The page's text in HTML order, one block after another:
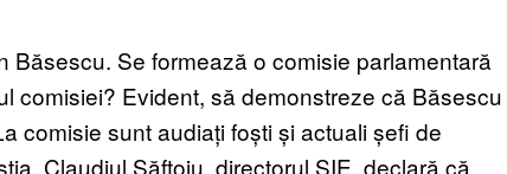
Băsescu. Se formează o comisie parlamentară
comisiei? Evident, să demonstreze că Băsescu
comisie sunt audiați foști și actuali șefi de
Claudiul Săftoiu, directorul SIE, declară că